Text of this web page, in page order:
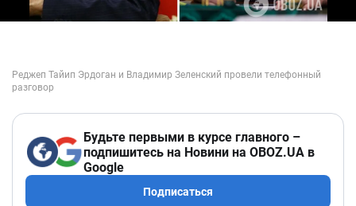
Будьте первыми в курсе главного –
подпишитесь на Новини на OBOZ.UA в
Google
Подписаться